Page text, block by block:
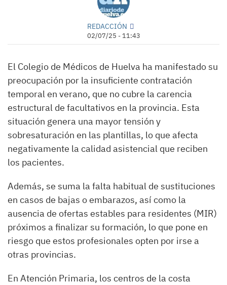
REDACCIÓN
02/07/25 - 11:43
El Colegio de Médicos de Huelva ha manifestado su
preocupación por la insuficiente contratación
temporal en verano, que no cubre la carencia
estructural de facultativos en la provincia. Esta
situación genera una mayor tensión y
sobresaturación en las plantillas, lo que afecta
negativamente la calidad asistencial que reciben
los pacientes.
Además, se suma la falta habitual de sustituciones
en casos de bajas o embarazos, así como la
ausencia de ofertas estables para residentes (MIR)
próximos a finalizar su formación, lo que pone en
riesgo que estos profesionales opten por irse a
otras provincias.
En Atención Primaria, los centros de la costa